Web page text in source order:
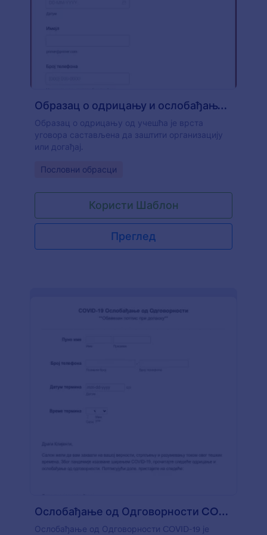
Образац о одрицању и ослобађању од одговорности за учешће
Образац о одрицању од учешћа је врста
уговора састављена да заштити организацију
или догађај.
Go to Category:
Пословни обрасци
Користи Шаблон
Преглед
Ослобађање од Одговорности COVID 19
Ослобађање од Одговорности COVID-19 је